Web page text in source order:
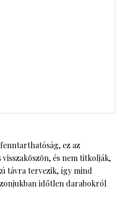
ez az
és nem titkolják,
távra tervezik, így mind
időtlen darabokról